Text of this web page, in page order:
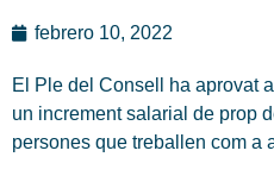
febrero 10, 2022
El Ple del Consell ha aprovat
un increment salarial de prop
persones que treballen com a